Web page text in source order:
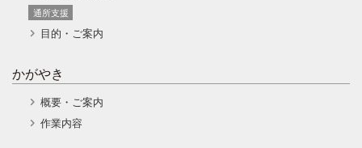
通所支援
目的・ご案内
かがやき
概要・ご案内
作業内容